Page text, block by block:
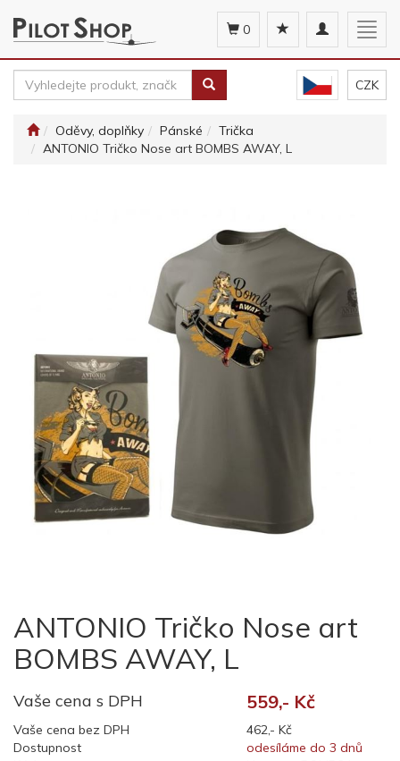
Toggle
navigation
0
CZK
Oděvy, doplňky Pánské
Trička
ANTONIO Tričko Nose art BOMBS AWAY, L
ANTONIO Tričko Nose art
BOMBS AWAY, L
Vaše cena s DPH 559,- Kč
Vaše cena bez DPH
462,- Kč
Dostupnost
odesíláme do 3 dnů